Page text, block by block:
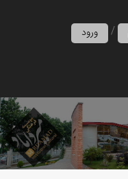
ورود /